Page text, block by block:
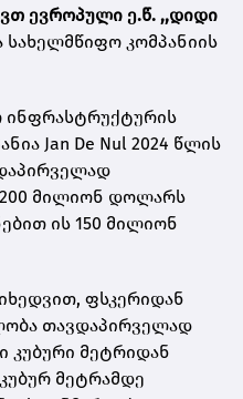
ევროპული ე.წ. ,,დიდი
სახელმწიფო კომპანიის
ინფრასტრუქტურის
Jan De Nul 2024 წლის
მილიონ დოლარს
ის 150 მილიონ
ფსკერიდან
თავდაპირველად
კუბური მეტრიდან
მეტრამდე